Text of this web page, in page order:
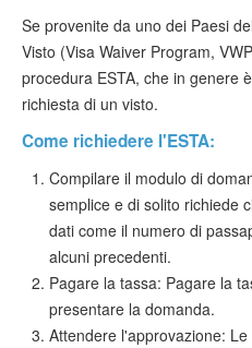
Se provenite da uno dei Paesi
Visto (Visa Waiver Program,
procedura ESTA, che in genere
richiesta di un visto.
Come richiedere l'ESTA:
Compilare il modulo di
semplice e di solito richiede
dati come il numero di
alcuni precedenti.
Pagare la tassa: Pagare la
presentare la domanda.
Attendere l'approvazione: